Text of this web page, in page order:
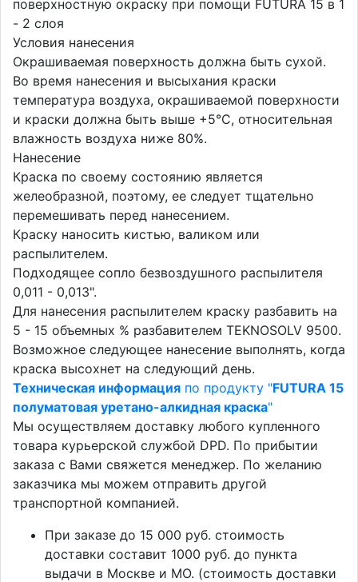
поверхностную окраску при помощи FUTURA 15 в 1
- 2 слоя
Условия нанесения
Окрашиваемая поверхность должна быть сухой.
Во время нанесения и высыхания краски
температура воздуха, окрашиваемой поверхности
и краски должна быть выше +5°С, относительная
влажность воздуха ниже 80%.
Нанесение
Краска по своему состоянию является
желеобразной, поэтому, ее следует тщательно
перемешивать перед нанесением.
Краску наносить кистью, валиком или
распылителем.
Подходящее сопло безвоздушного распылителя
0,011 - 0,013".
Для нанесения распылителем краску разбавить на
5 - 15 объемных % разбавителем ТEKNOSOLV 9500.
Возможное следующее нанесение выполнять, когда
краска высохнет на следующий день.
Техническая информация по продукту "FUTURA 15
полуматовая уретано-алкидная краска"
Мы осуществляем доставку любого купленного
товара курьерской службой DPD. По прибытии
заказа с Вами свяжется менеджер. По желанию
заказчика мы можем отправить другой
транспортной компанией.
При заказе до 15 000 руб. стоимость
доставки составит 1000 руб. до пункта
выдачи в Москве и МО. (стоимость доставки